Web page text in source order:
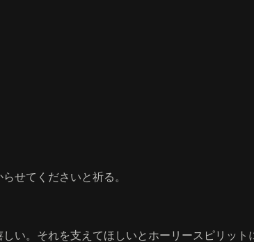
せてくださいと祈る。
い。それを支えてほしいとホーリースピリット